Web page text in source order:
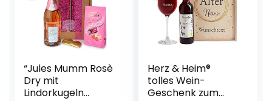
“Jules Mumm Rosè
Dry mit
Lindorkugeln
Herz & Heim®
tolles Wein-
Geschenk zum